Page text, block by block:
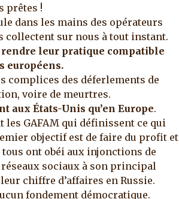
prêtes !
dans les mains des opérateurs
collectent sur nous à tout instant.
leur pratique compatible
européens.
complices des déferlements de
voire de meurtres.
aux États-Unis qu’en Europe.
les GAFAM qui définissent ce qui
objectif est de faire du profit et
ont obéi aux injonctions de
sociaux à son principal
chiffre d’affaires en Russie.
fondement démocratique.